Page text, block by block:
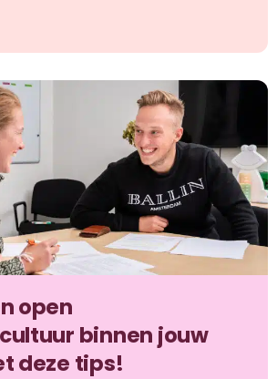
open
binnen jouw
deze tips!